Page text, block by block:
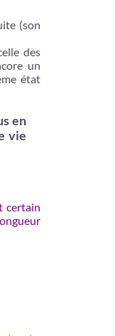
(son
des
un
état
en
vie
certain